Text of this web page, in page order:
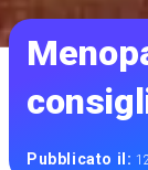
Pubblicato il: